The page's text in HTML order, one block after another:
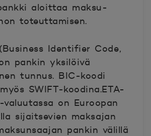
aloittaa maksu-
toteuttamisen.
(Business Identifier Code,
pankin yksilöivä
tunnus. BIC-koodi
SWIFT-koodina.ETA-
valuutassa on Euroopan
sijaitsevien maksajan
pankin välillä